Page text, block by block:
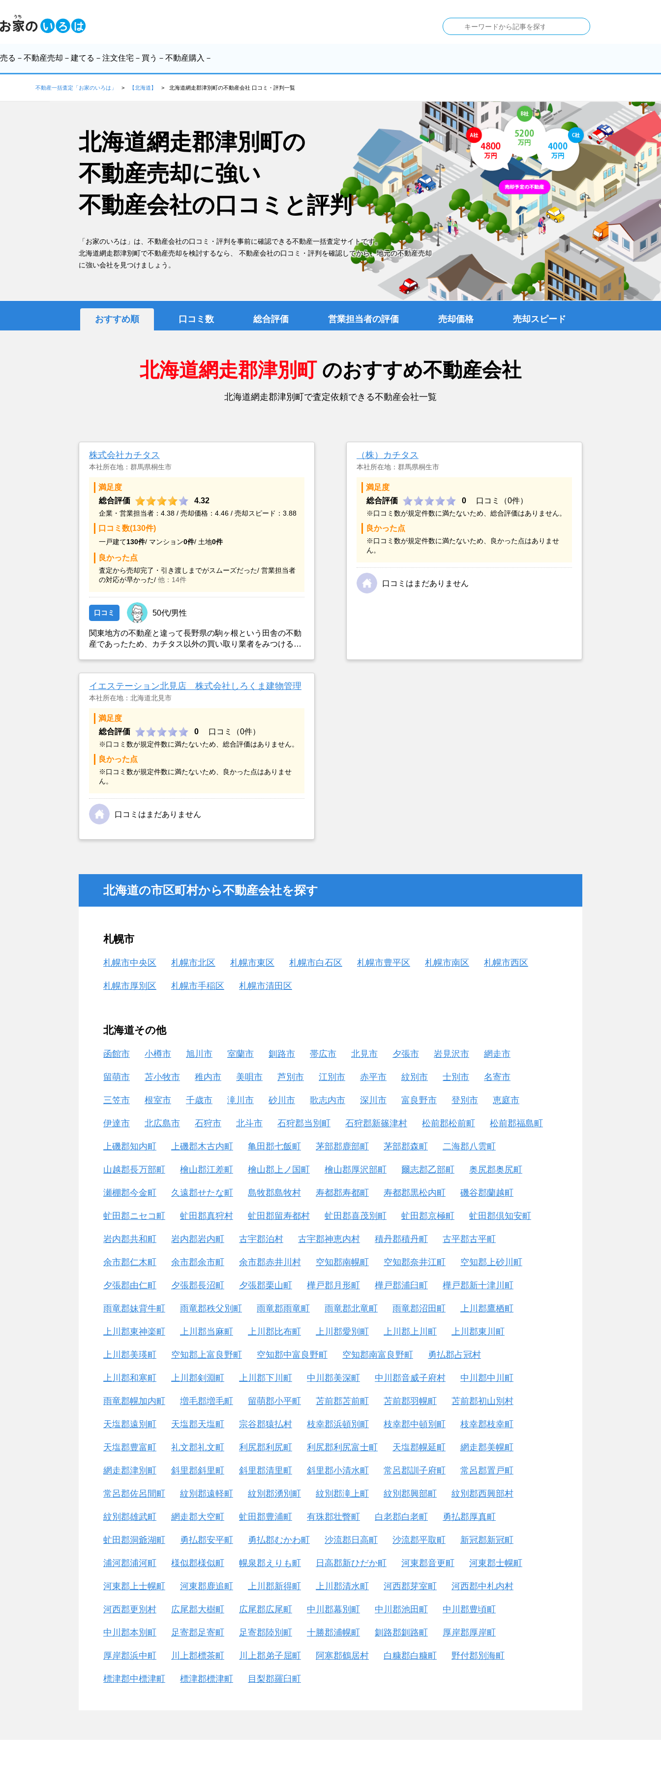
売る －不動産売却－ 建てる －注文住宅－ 買う －不動産購入－
不動産一括査定「お家のいろは」 【北海道】 北海道網走郡津別町の不動産会社 口コミ・評判一覧
北海道網走郡津別町の
不動産売却に強い
不動産会社の口コミと評判
「お家のいろは」は、不動産会社の口コミ・評判を事前に確認できる不動産一括査定サイトです。
北海道網走郡津別町で不動産売却を検討するなら、 不動産会社の口コミ・評判を確認してから、地元の不動産売却
に強い会社を見つけましょう。
おすすめ順 口コミ数 総合評価 営業担当者の評価 売却価格 売却スピード
北海道網走郡津別町 のおすすめ不動産会社
北海道網走郡津別町で査定依頼できる不動産会社一覧
株式会社カチタス
本社所在地：群馬県桐生市
満足度
総合評価
4.32
企業・営業担当者：4.38 / 売却価格：4.46 / 売却スピード：3.88
口コミ数(130件)
一戸建て130件/ マンション0件/ 土地0件
良かった点
査定から売却完了・引き渡しまでがスムーズだった/ 営業担当者
の対応が早かった/ 他：14件
口コミ 50代/男性
関東地方の不動産と違って長野県の駒ヶ根という田舎の不動
産であったため、カチタス以外の買い取り業者をみつけるこ
（株）カチタス
本社所在地：群馬県桐生市
満足度
総合評価
0 口コミ（0件）
※口コミ数が規定件数に満たないため、総合評価はありません。
良かった点
※口コミ数が規定件数に満たないため、良かった点はありませ
ん。
口コミはまだありません
イエステーション北見店 株式会社しろくま建物管理
本社所在地：北海道北見市
満足度
総合評価
0 口コミ（0件）
※口コミ数が規定件数に満たないため、総合評価はありません。
良かった点
※口コミ数が規定件数に満たないため、良かった点はありませ
ん。
口コミはまだありません
北海道の市区町村から不動産会社を探す
札幌市
札幌市中央区 札幌市北区 札幌市東区 札幌市白石区 札幌市豊平区 札幌市南区 札幌市西区
札幌市厚別区 札幌市手稲区 札幌市清田区
北海道その他
函館市 小樽市 旭川市 室蘭市 釧路市 帯広市 北見市 夕張市 岩見沢市 網走市
留萌市 苫小牧市 稚内市 美唄市 芦別市 江別市 赤平市 紋別市 士別市 名寄市
三笠市 根室市 千歳市 滝川市 砂川市 歌志内市 深川市 富良野市 登別市 恵庭市
伊達市 北広島市 石狩市 北斗市 石狩郡当別町 石狩郡新篠津村 松前郡松前町 松前郡福島町
上磯郡知内町 上磯郡木古内町 亀田郡七飯町 茅部郡鹿部町 茅部郡森町 二海郡八雲町
山越郡長万部町 檜山郡江差町 檜山郡上ノ国町 檜山郡厚沢部町 爾志郡乙部町 奥尻郡奥尻町
瀬棚郡今金町 久遠郡せたな町 島牧郡島牧村 寿都郡寿都町 寿都郡黒松内町 磯谷郡蘭越町
虻田郡ニセコ町 虻田郡真狩村 虻田郡留寿都村 虻田郡喜茂別町 虻田郡京極町 虻田郡倶知安町
岩内郡共和町 岩内郡岩内町 古宇郡泊村 古宇郡神恵内村 積丹郡積丹町 古平郡古平町
余市郡仁木町 余市郡余市町 余市郡赤井川村 空知郡南幌町 空知郡奈井江町 空知郡上砂川町
夕張郡由仁町 夕張郡長沼町 夕張郡栗山町 樺戸郡月形町 樺戸郡浦臼町 樺戸郡新十津川町
雨竜郡妹背牛町 雨竜郡秩父別町 雨竜郡雨竜町 雨竜郡北竜町 雨竜郡沼田町 上川郡鷹栖町
上川郡東神楽町 上川郡当麻町 上川郡比布町 上川郡愛別町 上川郡上川町 上川郡東川町
上川郡美瑛町 空知郡上富良野町 空知郡中富良野町 空知郡南富良野町 勇払郡占冠村
上川郡和寒町 上川郡剣淵町 上川郡下川町 中川郡美深町 中川郡音威子府村 中川郡中川町
雨竜郡幌加内町 増毛郡増毛町 留萌郡小平町 苫前郡苫前町 苫前郡羽幌町 苫前郡初山別村
天塩郡遠別町 天塩郡天塩町 宗谷郡猿払村 枝幸郡浜頓別町 枝幸郡中頓別町 枝幸郡枝幸町
天塩郡豊富町 礼文郡礼文町 利尻郡利尻町 利尻郡利尻富士町 天塩郡幌延町 網走郡美幌町
網走郡津別町 斜里郡斜里町 斜里郡清里町 斜里郡小清水町 常呂郡訓子府町 常呂郡置戸町
常呂郡佐呂間町 紋別郡遠軽町 紋別郡湧別町 紋別郡滝上町 紋別郡興部町 紋別郡西興部村
紋別郡雄武町 網走郡大空町 虻田郡豊浦町 有珠郡壮瞥町 白老郡白老町 勇払郡厚真町
虻田郡洞爺湖町 勇払郡安平町 勇払郡むかわ町 沙流郡日高町 沙流郡平取町 新冠郡新冠町
浦河郡浦河町 様似郡様似町 幌泉郡えりも町 日高郡新ひだか町 河東郡音更町 河東郡士幌町
河東郡上士幌町 河東郡鹿追町 上川郡新得町 上川郡清水町 河西郡芽室町 河西郡中札内村
河西郡更別村 広尾郡大樹町 広尾郡広尾町 中川郡幕別町 中川郡池田町 中川郡豊頃町
中川郡本別町 足寄郡足寄町 足寄郡陸別町 十勝郡浦幌町 釧路郡釧路町 厚岸郡厚岸町
厚岸郡浜中町 川上郡標茶町 川上郡弟子屈町 阿寒郡鶴居村 白糠郡白糠町 野付郡別海町
標津郡中標津町 標津郡標津町 目梨郡羅臼町